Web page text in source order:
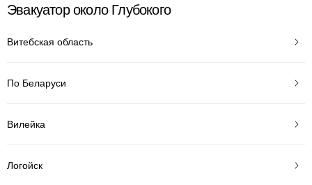
Эвакуатор около Глубокого
Витебская область
По Беларуси
Вилейка
Логойск